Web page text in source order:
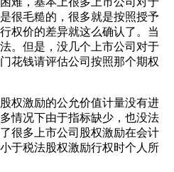
很毛糙的，很多就是按照授予
权价的差异就这么确认了。当
。但是，没几个上市公司对于
花钱请评估公司按照那个期权
激励的公允价值计量没有进
情况下由于指标缺少，也没法
很多上市公司股权激励在会计
于税法股权激励行权时个人所